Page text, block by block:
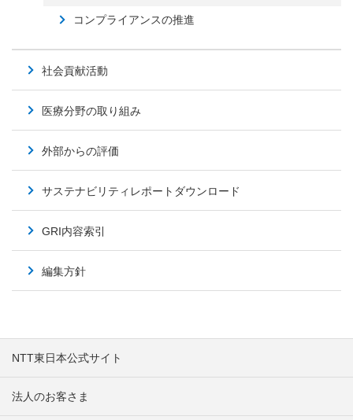
コンプライアンスの推進
社会貢献活動
医療分野の取り組み
外部からの評価
サステナビリティレポートダウンロード
GRI内容索引
編集方針
NTT東日本公式サイト
法人のお客さま